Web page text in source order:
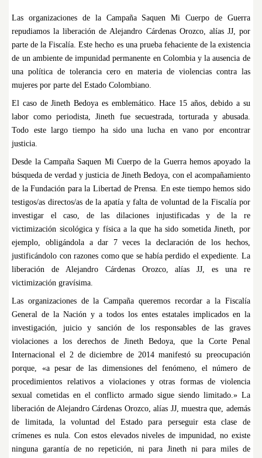
Las organizaciones de la Campaña Saquen Mi Cuerpo de Guerra
repudiamos la liberación de Alejandro Cárdenas Orozco, alías JJ, por
parte de la Fiscalía. Este hecho es una prueba fehaciente de la existencia
de un ambiente de impunidad permanente en Colombia y la ausencia de
una política de tolerancia cero en materia de violencias contra las
mujeres por parte del Estado Colombiano.
El caso de Jineth Bedoya es emblemático. Hace 15 años, debido a su
labor como periodista, Jineth fue secuestrada, torturada y abusada.
Todo este largo tiempo ha sido una lucha en vano por encontrar
justicia.
Desde la Campaña Saquen Mi Cuerpo de la Guerra hemos apoyado la
búsqueda de verdad y justicia de Jineth Bedoya, con el acompañamiento
de la Fundación para la Libertad de Prensa. En este tiempo hemos sido
testigos/as directos/as de la apatía y falta de voluntad de la Fiscalía por
investigar el caso, de las dilaciones injustificadas y de la re
victimización sicológica y física a la que ha sido sometida Jineth, por
ejemplo, obligándola a dar 7 veces la declaración de los hechos,
justificándolo con razones como que se había perdido el expediente. La
liberación de Alejandro Cárdenas Orozco, alías JJ, es una re
victimización gravísima.
Las organizaciones de la Campaña queremos recordar a la Fiscalía
General de la Nación y a todos los entes estatales implicados en la
investigación, juicio y sanción de los responsables de las graves
violaciones a los derechos de Jineth Bedoya, que la Corte Penal
Internacional el 2 de diciembre de 2014 manifestó su preocupación
porque, «a pesar de las dimensiones del fenómeno, el número de
procedimientos relativos a violaciones y otras formas de violencia
sexual cometidas en el conflicto armado sigue siendo limitado.» La
liberación de Alejandro Cárdenas Orozco, alías JJ, muestra que, además
de limitada, la voluntad del Estado para perseguir esta clase de
crímenes es nula. Con estos elevados niveles de impunidad, no existe
ninguna garantía de no repetición, ni para Jineth ni para miles de